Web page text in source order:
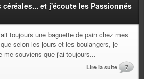
et j'écoute les Passionnés
toujours une baguette de pain chez mes
selon les jours et les boulangers, je
me souviens que j'ai toujours...
Lire la suite 7